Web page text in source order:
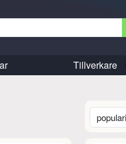
Tillverkare